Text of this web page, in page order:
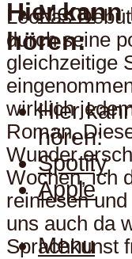
Menu
Hier kann
hören:
Hier
hören:
Spotify
Apple
Menu
Leonas
durch seine
gleichzeitige
wirklich
Roman,
Wunder
Wochen, ich
reinlesen
uns auch da
Sprachkunst